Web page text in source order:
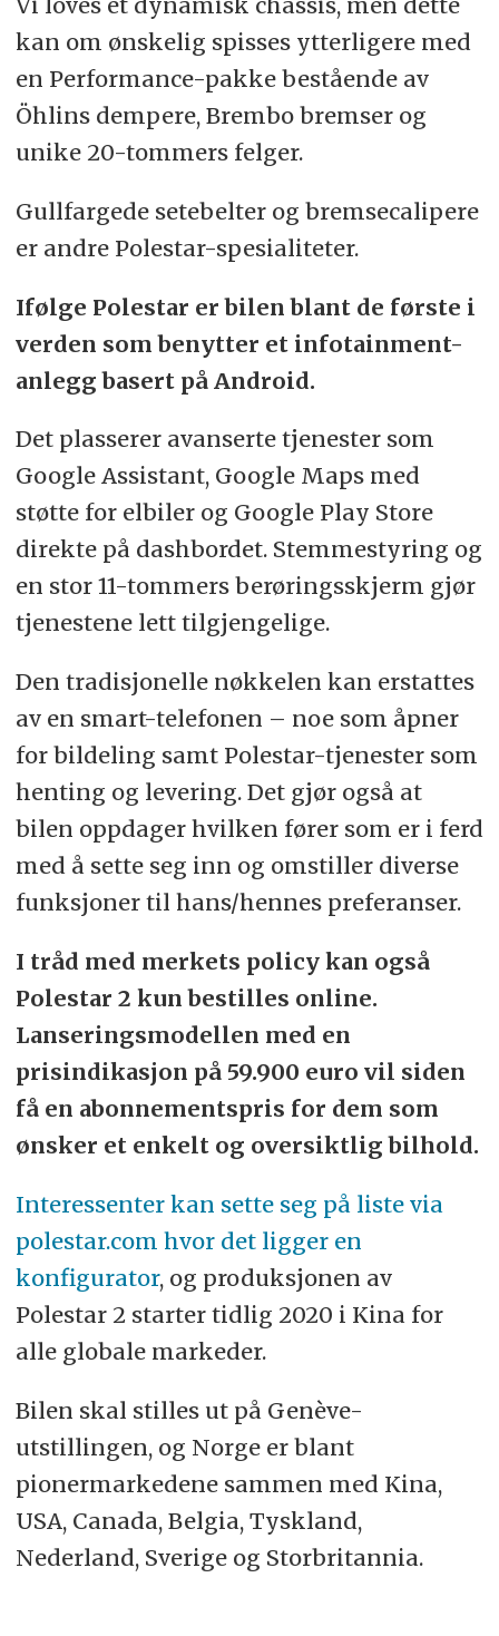
kan om ønskelig spisses ytterligere med
en Performance-pakke bestående av
Öhlins dempere, Brembo bremser og
unike 20-tommers felger.
Gullfargede setebelter og bremsecalipere
er andre Polestar-spesialiteter.
Ifølge Polestar er bilen blant de første i
verden som benytter et infotainment-
anlegg basert på Android.
Det plasserer avanserte tjenester som
Google Assistant, Google Maps med
støtte for elbiler og Google Play Store
direkte på dashbordet. Stemmestyring og
en stor 11-tommers berøringsskjerm gjør
tjenestene lett tilgjengelige.
Den tradisjonelle nøkkelen kan erstattes
av en smart-telefonen – noe som åpner
for bildeling samt Polestar-tjenester som
henting og levering. Det gjør også at
bilen oppdager hvilken fører som er i ferd
med å sette seg inn og omstiller diverse
funksjoner til hans/hennes preferanser.
I tråd med merkets policy kan også
Polestar 2 kun bestilles online.
Lanseringsmodellen med en
prisindikasjon på 59.900 euro vil siden
få en abonnementspris for dem som
ønsker et enkelt og oversiktlig bilhold.
Interessenter kan sette seg på liste via
polestar.com hvor det ligger en
konfigurator, og produksjonen av
Polestar 2 starter tidlig 2020 i Kina for
alle globale markeder.
Bilen skal stilles ut på Genève-
utstillingen, og Norge er blant
pionermarkedene sammen med Kina,
USA, Canada, Belgia, Tyskland,
Nederland, Sverige og Storbritannia.